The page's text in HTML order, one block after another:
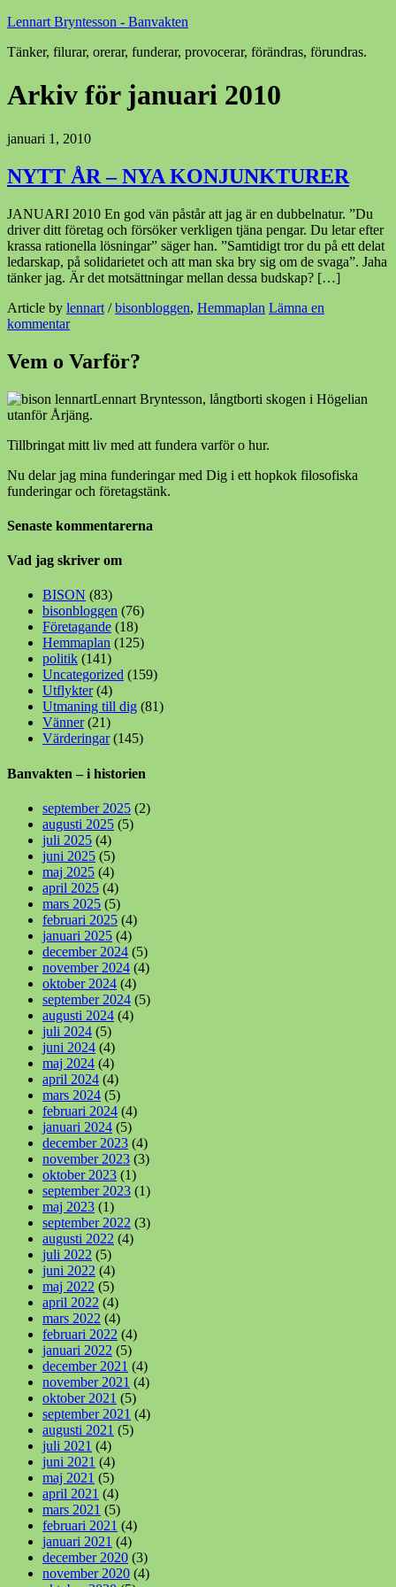
Lennart Bryntesson - Banvakten
Tänker, filurar, orerar, funderar, provocerar, förändras, förundras.
Arkiv för januari 2010
januari 1, 2010
NYTT ÅR – NYA KONJUNKTURER
JANUARI 2010 En god vän påstår att jag är en dubbelnatur. ”Du
driver ditt företag och försöker verkligen tjäna pengar. Du letar efter
krassa rationella lösningar” säger han. ”Samtidigt tror du på ett delat
ledarskap, på solidarietet och att man ska bry sig om de svaga”. Jaha
tänker jag. Är det motsättningar mellan dessa budskap? […]
Article by lennart /bisonbloggen, Hemmaplan Lämna en
kommentar
Vem o Varför?
Lennart Bryntesson, långtborti skogen i Högelian
utanför Årjäng.
Tillbringat mitt liv med att fundera varför o hur.
Nu delar jag mina funderingar med Dig i ett hopkok filosofiska
funderingar och företagstänk.
Senaste kommentarerna
Vad jag skriver om
BISON (83)
bisonbloggen (76)
Företagande (18)
Hemmaplan (125)
politik (141)
Uncategorized (159)
Utflykter(4)
Utmaning till dig (81)
Vänner(21)
Värderingar(145)
Banvakten – i historien
september 2025 (2)
augusti 2025 (5)
juli 2025 (4)
juni 2025 (5)
maj 2025 (4)
april 2025 (4)
mars 2025 (5)
februari 2025 (4)
januari 2025 (4)
december 2024 (5)
november 2024 (4)
oktober 2024 (4)
september 2024 (5)
augusti 2024 (4)
juli 2024 (5)
juni 2024 (4)
maj 2024 (4)
april 2024 (4)
mars 2024 (5)
februari 2024 (4)
januari 2024 (5)
december 2023 (4)
november 2023 (3)
oktober 2023 (1)
september 2023 (1)
maj 2023 (1)
september 2022 (3)
augusti 2022 (4)
juli 2022 (5)
juni 2022 (4)
maj 2022 (5)
april 2022 (4)
mars 2022 (4)
februari 2022 (4)
januari 2022 (5)
december 2021 (4)
november 2021 (4)
oktober 2021 (5)
september 2021 (4)
augusti 2021 (5)
juli 2021 (4)
juni 2021 (4)
maj 2021 (5)
april 2021 (4)
mars 2021 (5)
februari 2021 (4)
januari 2021 (4)
december 2020 (3)
november 2020 (4)